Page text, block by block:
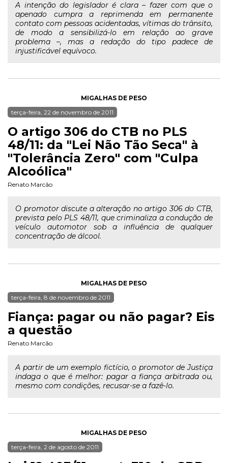
A intenção do legislador é clara – fazer com que o
apenado cumpra a reprimenda em permanente
contato com pessoas acidentadas, vítimas do trânsito,
de modo a sensibilizá-lo em relação ao grave
problema –, mas a redação do tipo padece de
injustificável equívoco.
MIGALHAS DE PESO
terça-feira, 22 de novembro de 2011
O artigo 306 do CTB no PLS
48/11: da "Lei Não Tão Seca" à
"Tolerância Zero" com "Culpa
Alcoólica"
Renato Marcão
O promotor discute a alteração no artigo 306 do CTB,
prevista pelo PLS 48/11, que criminaliza a condução de
veículo automotor sob a influência de qualquer
concentração de álcool.
MIGALHAS DE PESO
terça-feira, 8 de novembro de 2011
Fiança: pagar ou não pagar? Eis
a questão
Renato Marcão
A partir de um exemplo fictício, o promotor de Justiça
indaga o que é melhor: pagar a fiança arbitrada ou,
mesmo com condições, recusar-se a fazê-lo.
MIGALHAS DE PESO
terça-feira, 2 de agosto de 2011